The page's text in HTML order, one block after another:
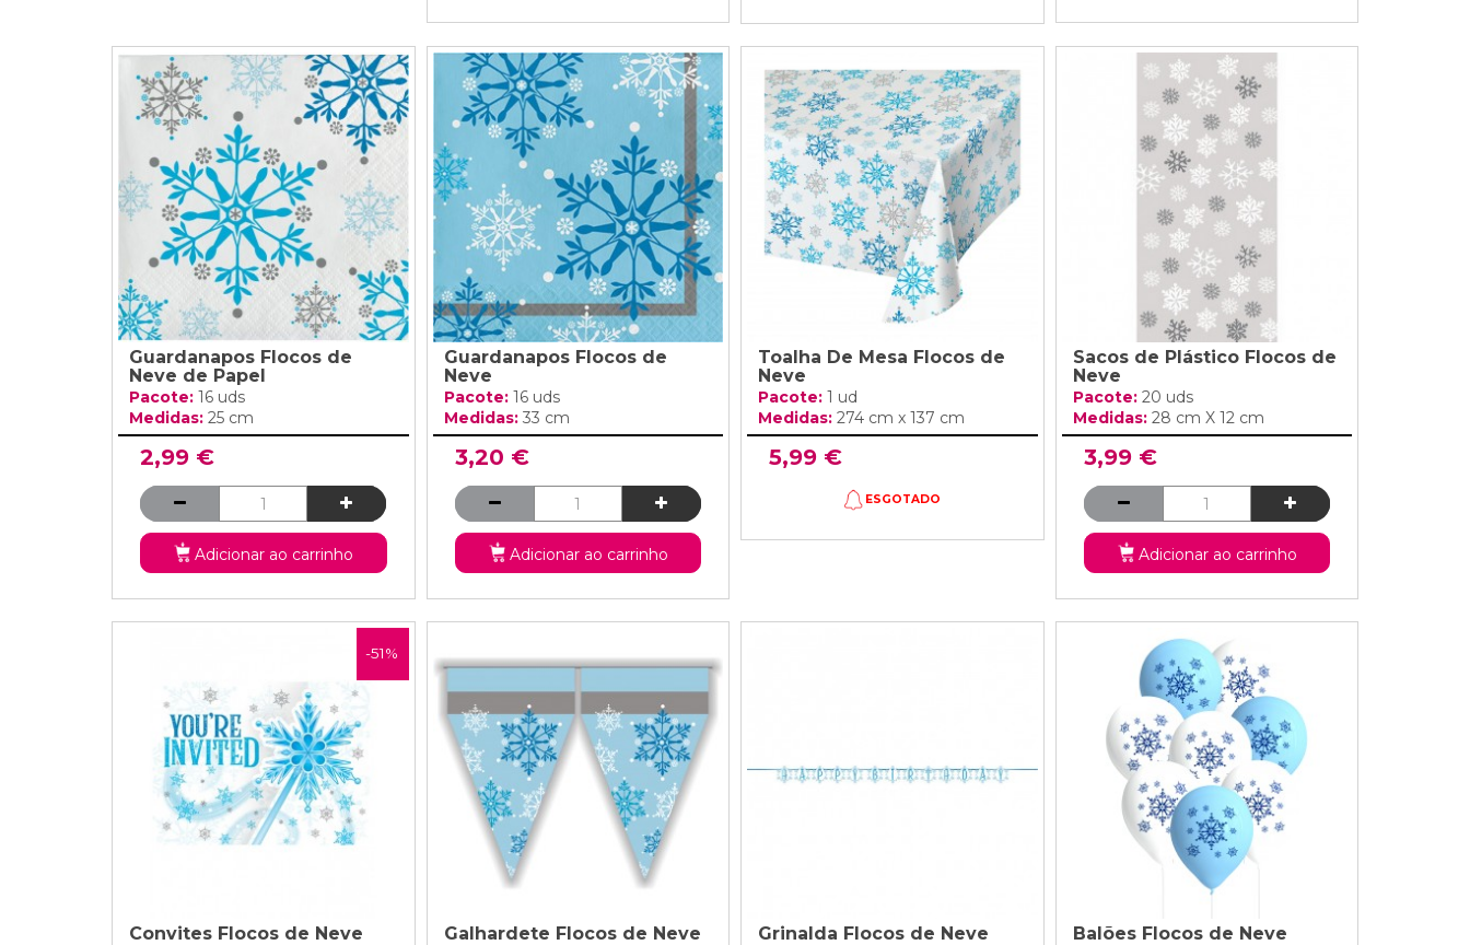
Guardanapos Flocos de
Neve de Papel
Pacote: 16 uds
Medidas: 25 cm
2,99 €
Adicionar ao carrinho
Guardanapos Flocos de
Neve
Pacote: 16 uds
Medidas: 33 cm
3,20 €
Adicionar ao carrinho
Toalha De Mesa Flocos de
Neve
Pacote: 1 ud
Medidas: 274 cm x 137 cm
5,99 €
ESGOTADO
Sacos de Plástico Flocos de
Neve
Pacote: 20 uds
Medidas: 28 cm X 12 cm
3,99 €
Adicionar ao carrinho
-51%
Convites Flocos de Neve Galhardete Flocos de Neve Grinalda Flocos de Neve Balões Flocos de Neve